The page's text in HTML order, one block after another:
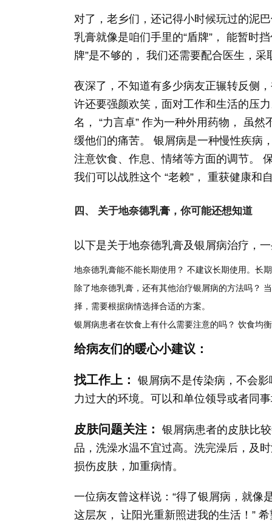
对了，老乡们，还记得小时候玩过的泥
乳膏就像是咱们手里的“盾牌”， 能暂时
牌”是不够的， 我们还需要配合医生，
夜深了，不知道有多少病友正辗转反侧
许还要强颜欢笑，面对工作和生活的压
名， “力言卓” 作为一种外用药物， 虽
缓他们的痛苦。 银屑病是一种慢性疾病
注意饮食、作息、情绪等方面的调节。
我们可以战胜这个 “老赖”， 重获健康和
四、 关于地奈德乳膏，你可能还想知道
以下是关于地奈德乳膏及银屑病治疗，
地奈德乳膏能不能长期使用？ 不建议长期使用。长
除了地奈德乳膏，还有其他治疗银屑病的方法吗？
择，需要根据病情选择合适的方案。
银屑病患者在饮食上有什么需要注意的吗？ 饮食均
给病友们的暖心小建议：
找工作上：
银屑病不是传染病，不会
力过大的环境。可以和单位领导或者同
皮肤问题关注：
银屑病患者的皮肤比
品，洗澡水温不宜过高。洗完澡后，及
损伤皮肤，加重病情。
一位病友曾这样说：“得了银屑病，就像
这层灰， 让阳光重新照进我的生活！”